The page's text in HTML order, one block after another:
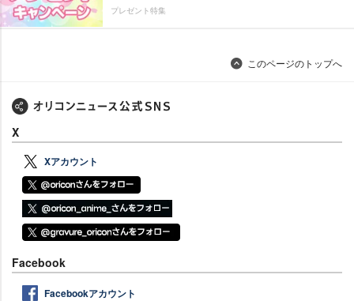
プレゼント特集
このページのトップへ
X
Xアカウント
Facebook
Facebookアカウント